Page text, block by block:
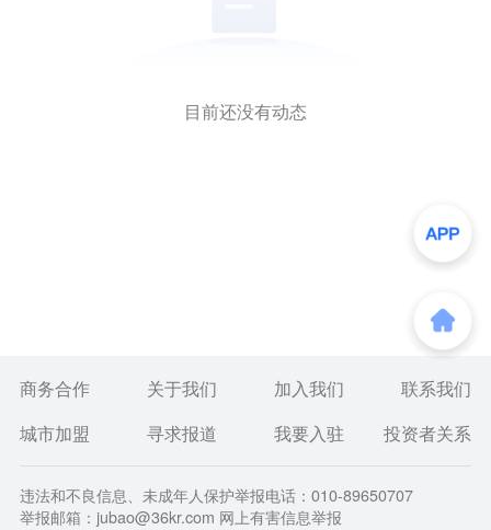
目前还没有动态
商务合作 关于我们 加入我们
联系我们
城市加盟
寻求报道 我要入驻 投资者关系
违法和不良信息、未成年人保护举报电话：010-89650707
举报邮箱：jubao@36kr.com 网上有害信息举报